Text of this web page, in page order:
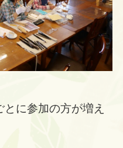
に参加の方が増え